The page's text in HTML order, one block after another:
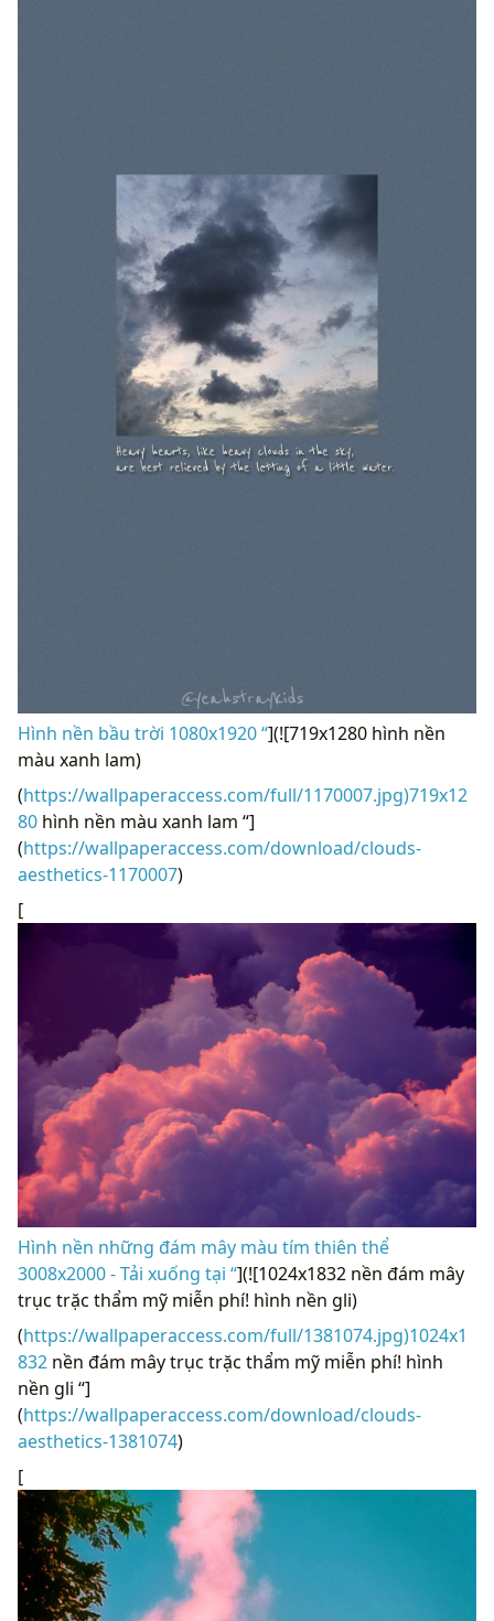
Hình nền bầu trời 1080x1920 “](![719x1280 hình nền
màu xanh lam)
(https://wallpaperaccess.com/full/1170007.jpg)719x12
80 hình nền màu xanh lam “]
(https://wallpaperaccess.com/download/clouds-
aesthetics-1170007)
[
Hình nền những đám mây màu tím thiên thể
3008x2000 - Tải xuống tại “](![1024x1832 nền đám mây
trục trặc thẩm mỹ miễn phí! hình nền gli)
(https://wallpaperaccess.com/full/1381074.jpg)1024x1
832 nền đám mây trục trặc thẩm mỹ miễn phí! hình
nền gli “]
(https://wallpaperaccess.com/download/clouds-
aesthetics-1381074)
[